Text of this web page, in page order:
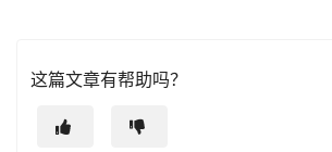
这篇文章有帮助吗？